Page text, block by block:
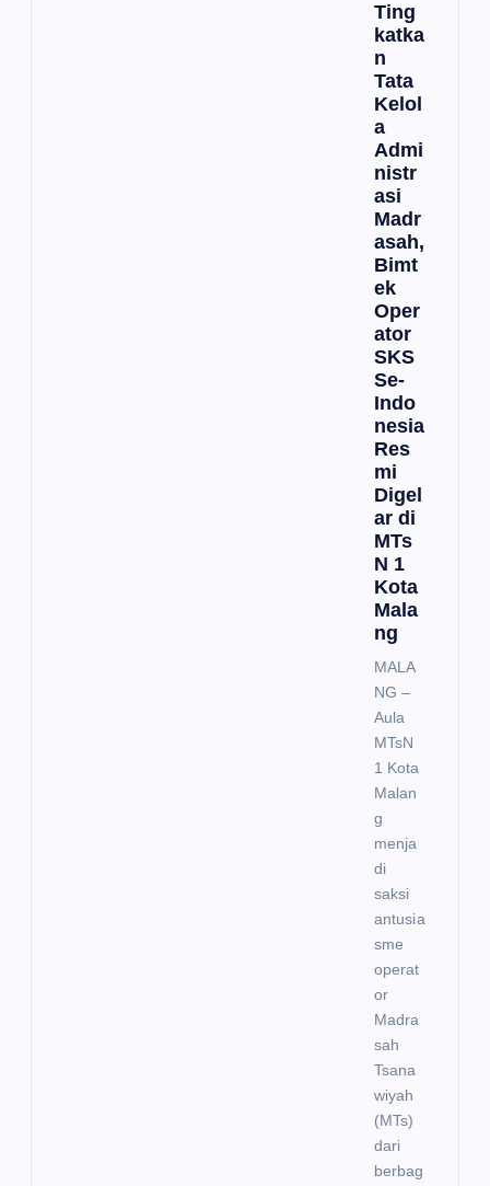
Ting
katka
n
Tata
Kelol
a
Admi
nistr
asi
Madr
asah,
Bimt
ek
Oper
ator
SKS
Se-
Indo
nesia
Res
mi
Digel
ar di
MTs
N 1
Kota
Mala
ng
MALA
NG –
Aula
MTsN
1 Kota
Malan
g
menja
di
saksi
antusia
sme
operat
or
Madra
sah
Tsana
wiyah
(MTs)
dari
berbag